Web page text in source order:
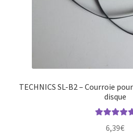
TECHNICS SL-B2 – Courroie
disque
sur 5
6,39€